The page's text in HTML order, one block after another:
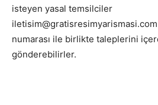
isteyen yasal temsilciler
numarası ile birlikte taleplerini
gönderebilirler.